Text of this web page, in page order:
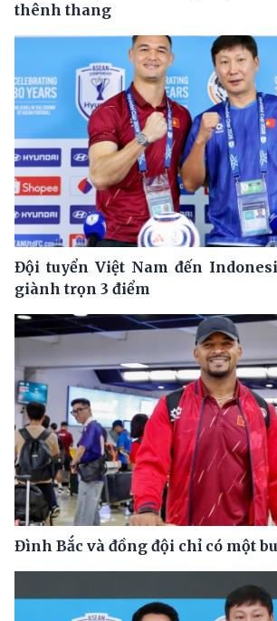
thênh thang
Đội tuyển Việt Nam đến
giành trọn 3 điểm
Đình Bắc và đồng đội chỉ có một